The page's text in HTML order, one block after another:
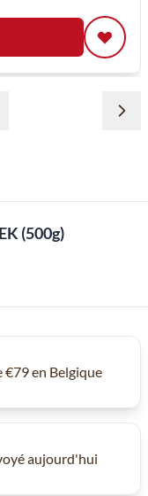
(500g)
en Belgique
aujourd'hui